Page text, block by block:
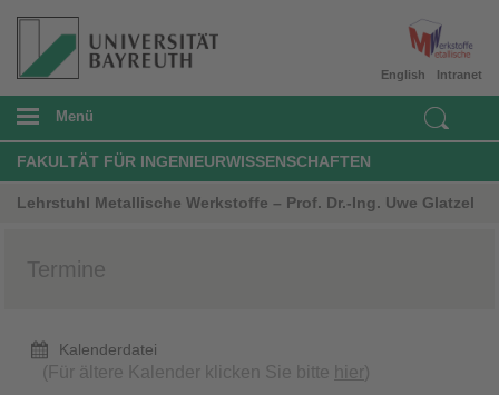
Intranet
English
Menü
FAKULTÄT FÜR INGENIEURWISSENSCHAFTEN
Lehrstuhl Metallische Werkstoffe – Prof. Dr.-Ing. Uwe Glatzel
Termine
Kalenderdatei
(Für ältere Kalender klicken Sie bitte hier)